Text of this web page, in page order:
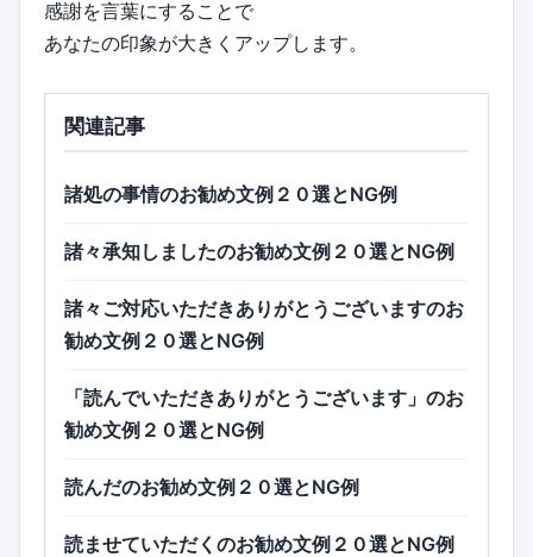
感謝を言葉にすることで
あなたの印象が大きくアップします。
関連記事
諸処の事情のお勧め文例２０選とNG例
諸々承知しましたのお勧め文例２０選とNG例
諸々ご対応いただきありがとうございますのお
勧め文例２０選とNG例
「読んでいただきありがとうございます」のお
勧め文例２０選とNG例
読んだのお勧め文例２０選とNG例
読ませていただくのお勧め文例２０選とNG例